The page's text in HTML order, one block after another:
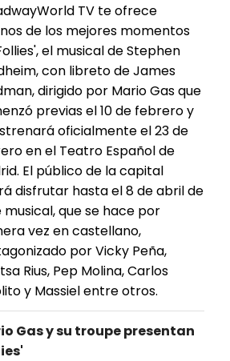
TV te ofrece
de los mejores momentos
el musical de Stephen
con libreto de James
dirigido por Mario Gas que
previas el 10 de febrero y
oficialmente el 23 de
en el Teatro Español de
El público de la capital
disfrutar hasta el 8 de abril de
musical, que se hace por
vez en castellano,
por Vicky Peña,
Rius, Pep Molina, Carlos
y Massiel entre otros.
Gas y su troupe presentan